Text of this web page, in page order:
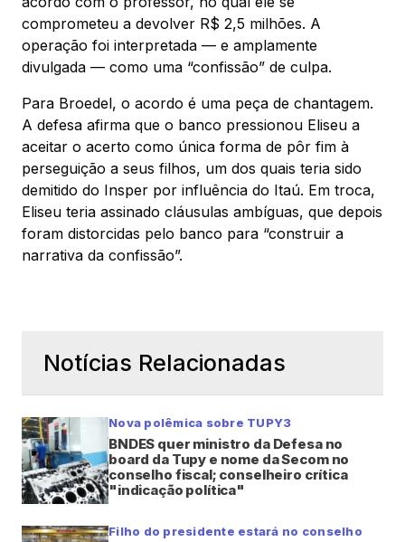
comprometeu a devolver R$ 2,5 milhões. A
operação foi interpretada — e amplamente
divulgada — como uma “confissão” de culpa.
Para Broedel, o acordo é uma peça de chantagem.
A defesa afirma que o banco pressionou Eliseu a
aceitar o acerto como única forma de pôr fim à
perseguição a seus filhos, um dos quais teria sido
demitido do Insper por influência do Itaú. Em troca,
Eliseu teria assinado cláusulas ambíguas, que depois
foram distorcidas pelo banco para “construir a
narrativa da confissão”.
Notícias Relacionadas
Nova polêmica sobre TUPY3
BNDES quer ministro da Defesa no
board da Tupy e nome da Secom no
conselho fiscal; conselheiro crítica
"indicação política"
Filho do presidente estará no conselho